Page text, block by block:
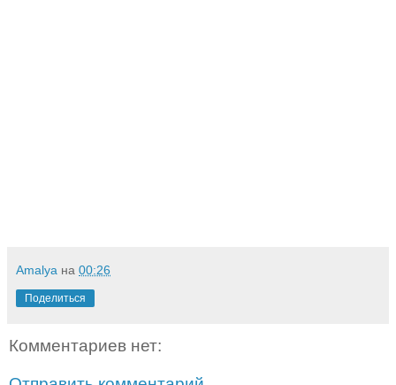
Amalya на 00:26
Поделиться
Комментариев нет: